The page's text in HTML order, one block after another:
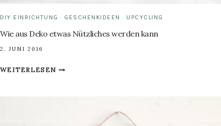
DIY EINRICHTUNG · GESCHENKIDEEN · UPCYCLING
Wie aus Deko etwas Nützliches werden kann
2. JUNI 2016
WEITERLESENWIE